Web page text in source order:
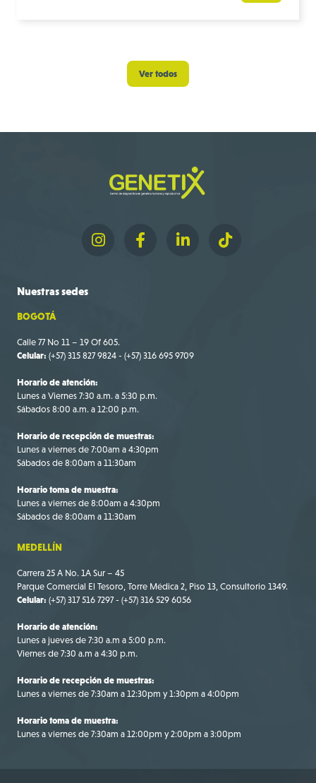
Ver todos
Nuestrassedes
BOGOTÁ
Calle 77 No 11 – 19 Of 605.
Celular: (+57) 315 827 9824 - (+57) 316 695 9709
Horario de atención:
Lunes a Viernes 7:30 a.m. a 5:30 p.m.
Sábados 8:00 a.m. a 12:00 p.m.
Horario de recepción de muestras:
Lunes a viernes de 7:00am a 4:30pm
Sábados de 8:00am a 11:30am
Horario toma de muestra:
Lunes a viernes de 8:00am a 4:30pm
Sábados de 8:00am a 11:30am
MEDELLÍN
Carrera 25 A No. 1A Sur – 45
Parque Comercial El Tesoro, Torre Médica 2, Piso 13, Consultorio 1349.
Celular: (+57) 317 516 7297 - (+57) 316 529 6056
Horario de atención:
Lunes a jueves de 7:30 a.m a 5:00 p.m.
Viernes de 7:30 a.m a 4:30 p.m.
Horario de recepción de muestras:
Lunes a viernes de 7:30am a 12:30pm y 1:30pm a 4:00pm
Horario toma de muestra:
Lunes a viernes de 7:30am a 12:00pm y 2:00pm a 3:00pm